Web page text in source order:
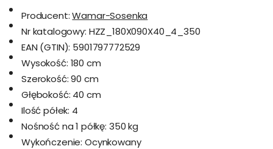
Producent: Wamar-Sosenka
Nr katalogowy: HZZ_180X090X40_4_350
EAN (GTIN): 5901797772529
Wysokość: 180 cm
Szerokość: 90 cm
Głębokość: 40 cm
Ilość półek: 4
Nośność na 1 półkę: 350 kg
Wykończenie: Ocynkowany